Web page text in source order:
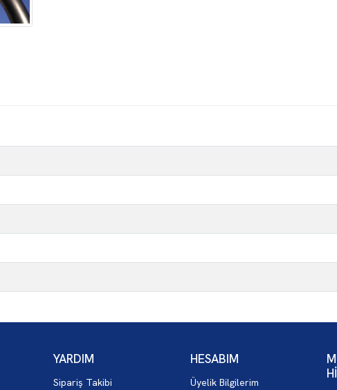
YARDIM
Sipariş Takibi
HESABIM
Üyelik Bilgilerim